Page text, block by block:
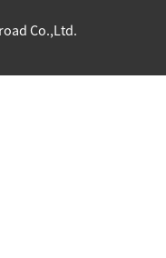
Co.,Ltd.